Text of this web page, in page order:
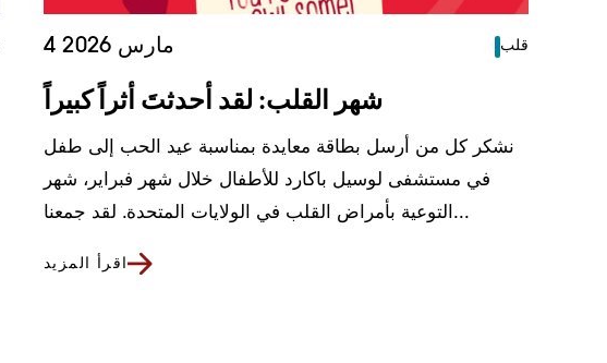
4 مارس 2026 قلب
شهر القلب: لقد أحدثتَ أثراً كبيراً
نشكر كل من أرسل بطاقة معايدة بمناسبة عيد الحب إلى طفل
في مستشفى لوسيل باكارد للأطفال خلال شهر فبراير، شهر
التوعية بأمراض القلب في الولايات المتحدة. لقد جمعنا...
اقرأ المزيد